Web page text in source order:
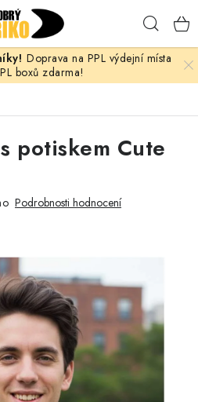
Doprava na PPL výdejní místa
boxů zdarma!
potiskem Cute
Podrobnosti hodnocení